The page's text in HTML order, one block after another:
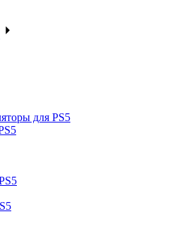
для PS5